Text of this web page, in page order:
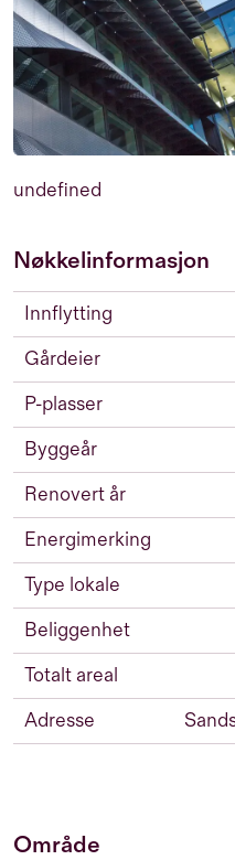
undefined
Nøkkelinformasjon
Innflytting
Gårdeier
P-plasser
Byggeår
Renovert år
Energimerking
Type lokale
Beliggenhet
Totalt areal
Adresse
Område